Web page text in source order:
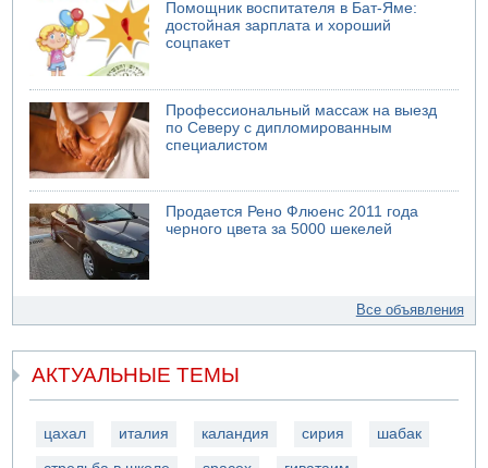
Помощник воспитателя в Бат-Яме:
достойная зарплата и хороший
соцпакет
Профессиональный массаж на выезд
по Северу с дипломированным
специалистом
Продается Рено Флюенс 2011 года
черного цвета за 5000 шекелей
Все объявления
АКТУАЛЬНЫЕ ТЕМЫ
цахал италия каландия сирия шабак